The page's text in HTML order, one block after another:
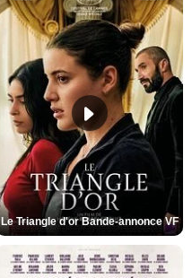
Le Triangle d'or Bande-annonce VF